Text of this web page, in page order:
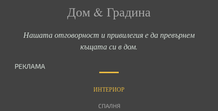
Дом & Градина
Нашата отговорност и привилегия е да превърнем
къщата си в дом.
РЕКЛАМА
ИНТЕРИОР
СПАЛНЯ